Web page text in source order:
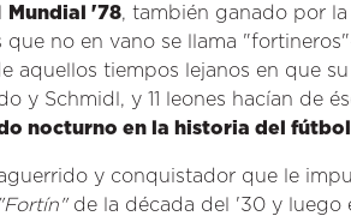
Mundial '78, también ganado por la
no en vano se llama
aquellos tiempos lejanos en que
y Schmidl, y 11 leones hacían de
nocturno en la historia del
y conquistador que le
"Fortín"de la década del '30 y luego